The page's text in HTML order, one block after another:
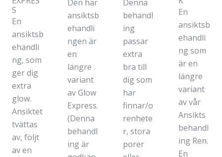
S​
En
ansiktsb
ehandli
ng, som
ger dig
extra
glow.
Ansiktet
tvättas
av, följt
av en
Den här
ansiktsb
ehandli
ngen är
en
längre
variant
av Glow
Express.
(Denna
behandl
ing är
Denna
behandl
ing
passar
extra
bra till
dig som
har
finnar/o
renhete
r, stora
porer
En
ansiktsb
ehandli
ng som
är en
längre
variant
av vår
Ansikts
behandl
ing Ren.
En